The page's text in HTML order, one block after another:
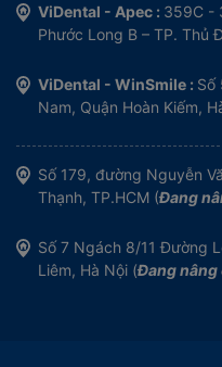
ViDental - Apec : 359C -
Phước Long B – TP. Thủ
ViDental - WinSmile : Số
Nam, Quận Hoàn Kiếm,
Số 179, đường Nguyễn
Thạnh, TP.HCM (Đang
Số 7 Ngách 8/11 Đường
Liêm, Hà Nội (Đang nâng